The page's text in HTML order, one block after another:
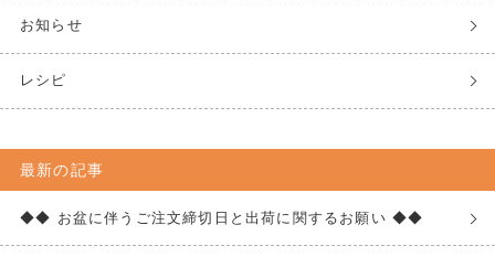
お知らせ
レシピ
最新の記事
◆◆ お盆に伴うご注文締切日と出荷に関するお願い ◆◆